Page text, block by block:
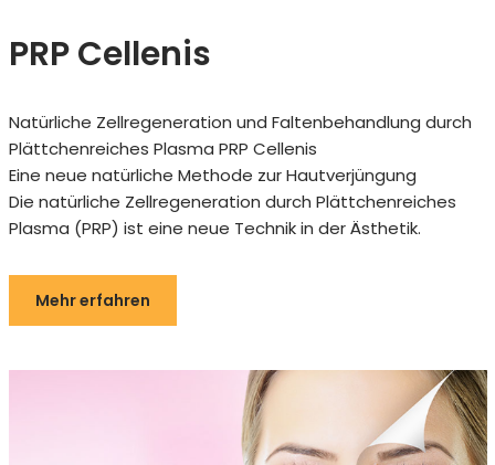
PRP Cellenis
Natürliche Zellregeneration und Faltenbehandlung durch
Plättchenreiches Plasma PRP Cellenis
Eine neue natürliche Methode zur Hautverjüngung
Die natürliche Zellregeneration durch Plättchenreiches
Plasma (PRP) ist eine neue Technik in der Ästhetik.
Mehr erfahren